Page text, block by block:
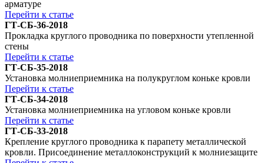
арматуре
Перейти к статье
ГТ-СБ-36-2018
Прокладка круглого проводника по поверхности утепленной
стены
Перейти к статье
ГТ-СБ-35-2018
Установка молниеприемника на полукруглом коньке кровли
Перейти к статье
ГТ-СБ-34-2018
Установка молниеприемника на угловом коньке кровли
Перейти к статье
ГТ-СБ-33-2018
Крепление круглого проводника к парапету металлической
кровли. Присоединение металлоконструкций к молниезащите